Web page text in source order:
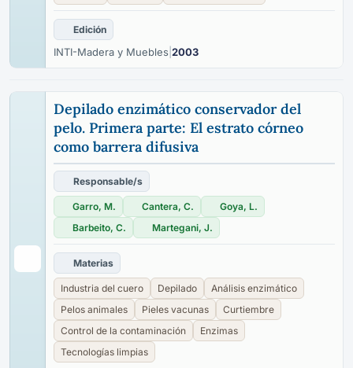
Edición
INTI-Madera y Muebles 2003
Depilado enzimático conservador del
pelo. Primera parte: El estrato córneo
como barrera difusiva
Responsable/s
Garro, M. Cantera, C.
Goya, L.
Barbeito, C.
Martegani, J.
Materias
Industria del cuero Depilado
Análisis enzimático
Pelos animales
Pieles vacunas
Curtiembre
Control de la contaminación
Enzimas
Tecnologías limpias